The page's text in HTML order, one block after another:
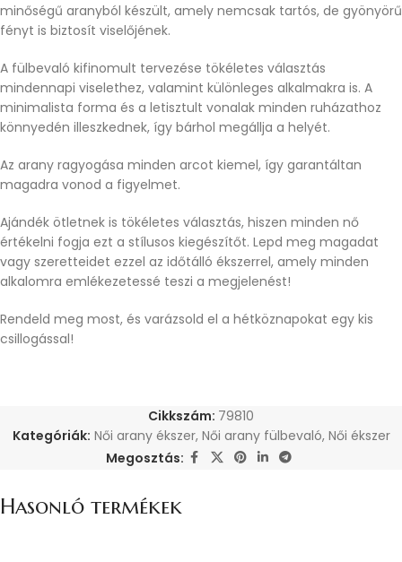
minőségű aranyból készült, amely nemcsak tartós, de gyönyörű
fényt is biztosít viselőjének.
A fülbevaló kifinomult tervezése tökéletes választás
mindennapi viselethez, valamint különleges alkalmakra is. A
minimalista forma és a letisztult vonalak minden ruházathoz
könnyedén illeszkednek, így bárhol megállja a helyét.
Az arany ragyogása minden arcot kiemel, így garantáltan
magadra vonod a figyelmet.
Ajándék ötletnek is tökéletes választás, hiszen minden nő
értékelni fogja ezt a stílusos kiegészítőt. Lepd meg magadat
vagy szeretteidet ezzel az időtálló ékszerrel, amely minden
alkalomra emlékezetessé teszi a megjelenést!
Rendeld meg most, és varázsold el a hétköznapokat egy kis
csillogással!
Cikkszám: 79810
Kategóriák: Női arany ékszer, Női arany fülbevaló, Női ékszer
Megosztás:
Hasonló termékek